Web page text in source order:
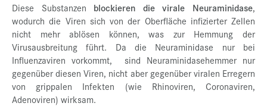
Diese Substanzen blockieren die virale Neuraminidase,
wodurch die Viren sich von der Oberfläche infizierter Zellen
nicht mehr ablösen können, was zur Hemmung der
Virusausbreitung führt. Da die Neuraminidase nur bei
Influenzaviren vorkommt, sind Neuraminidasehemmer nur
gegenüber diesen Viren, nicht aber gegenüber viralen Erregern
von grippalen Infekten (wie Rhinoviren, Coronaviren,
Adenoviren) wirksam.